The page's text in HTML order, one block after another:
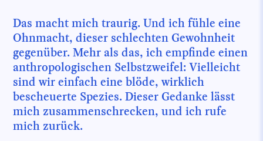
Das macht mich traurig. Und ich fühle eine
Ohnmacht, dieser schlechten Gewohnheit
gegenüber. Mehr als das, ich empfinde einen
anthropologischen Selbstzweifel: Vielleicht
sind wir einfach eine blöde, wirklich
bescheuerte Spezies. Dieser Gedanke lässt
mich zusammenschrecken, und ich rufe
mich zurück.